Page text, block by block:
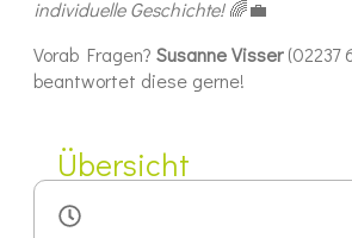
individuelle Geschichte!🌈💼
Vorab Fragen? Susanne Visser(02237
beantwortet diese gerne!
Übersicht